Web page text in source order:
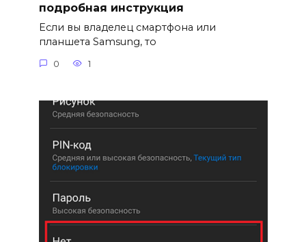
подробная инструкция
Если вы владелец смартфона или
планшета Samsung, то
0 1